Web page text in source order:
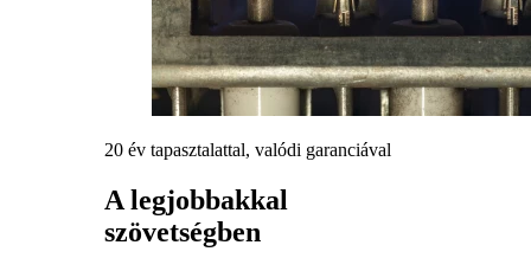
20 év tapasztalattal, valódi garanciával
A legjobbakkal
szövetségben